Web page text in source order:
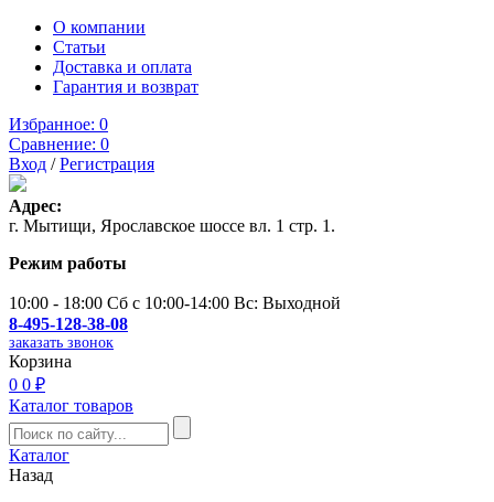
О компании
Статьи
Доставка и оплата
Гарантия и возврат
Избранное: 0
Сравнение: 0
Вход /Регистрация
Адрес:
г. Мытищи, Ярославское шоссе вл. 1 стр. 1.
Режим работы
10:00 - 18:00 Сб с 10:00-14:00 Вс: Выходной
8-495-128-38-08
заказать звонок
Корзина
0 0 ₽
Каталог товаров
Каталог
Назад